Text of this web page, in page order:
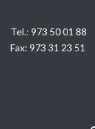
Tel.: 973 50 01 88
Fax: 973 31 23 51